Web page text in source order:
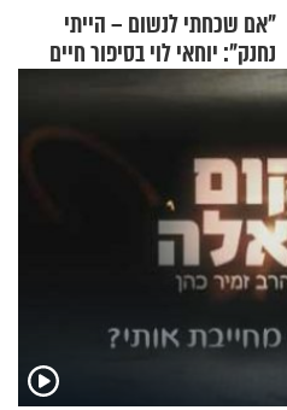
"אם שכחתי לנשום – הייתי
נחנק": יוחאי לוי בסיפור חיים
מעורר השראה